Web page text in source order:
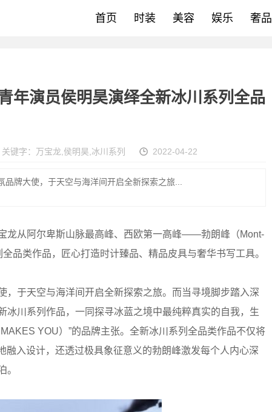
首页 时装 美容 娱乐 奢品
年演员侯明昊演绎全新冰川系列全品
关键字： 万宝龙 侯明昊 冰川系列 2022-04-22
牌大使，于天空与海洋间开启全新探索之旅...
龙从阿尔卑斯山脉最高峰、西欧第一高峰——勃朗峰（Mont-
品类作品，匠心打造时计臻品、精品皮具与奢华书写工具。
，于天空与海洋间开启全新探索之旅。而当寻境脚步踏入深
川系列作品，一同探寻冰蓝之境中最纯粹真实的自我，生
YOU）”的品牌主张。全新冰川系列全品类作品不仅将
融入设计，还透过极具象征意义的勃朗峰激发每个人内心深
。